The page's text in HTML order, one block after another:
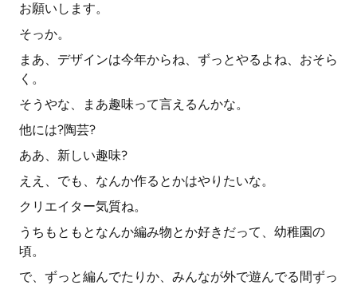
お願いします。
そっか。
まあ、デザインは今年からね、ずっとやるよね、おそら
く。
そうやな、まあ趣味って言えるんかな。
他には?陶芸?
ああ、新しい趣味?
ええ、でも、なんか作るとかはやりたいな。
クリエイター気質ね。
うちもともとなんか編み物とか好きだって、幼稚園の
頃。
で、ずっと編んでたりか、みんなが外で遊んでる間ずっ